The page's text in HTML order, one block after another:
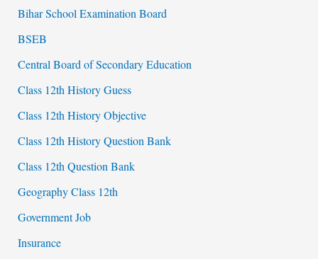
Bihar School Examination Board
BSEB
Central Board of Secondary Education
Class 12th History Guess
Class 12th History Objective
Class 12th History Question Bank
Class 12th Question Bank
Geography Class 12th
Government Job
Insurance